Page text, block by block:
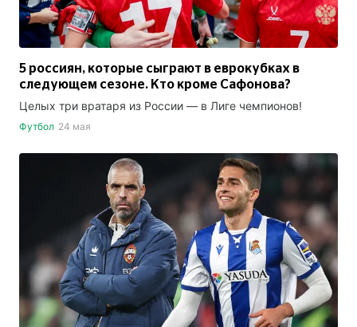
5 россиян, которые сыграют в еврокубках в
следующем сезоне. Кто кроме Сафонова?
Целых три вратаря из России — в Лиге чемпионов!
Футбол 24 мая